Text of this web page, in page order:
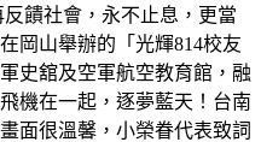
饋社會，永不止息，更當
岡山舉辦的「光輝814校友
史舘及空軍航空教育館，融
機在一起，逐夢藍天！台南
面很溫馨，小榮眷代表致詞